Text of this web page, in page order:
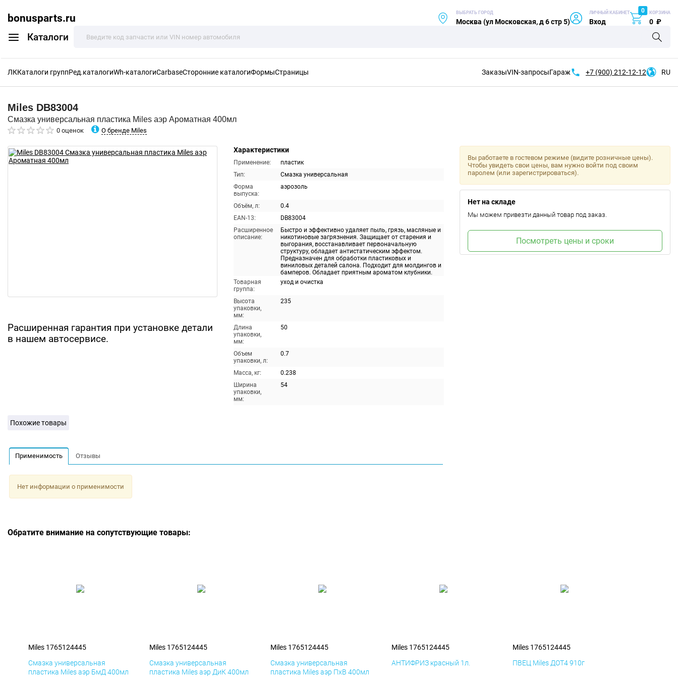
bonusparts.ru
Каталоги
ВЫБРАТЬ ГОРОД
Москва (ул Московская, д 6 стр 5)
ЛИЧНЫЙ КАБИНЕТ
Вход
0 КОРЗИНА
0 ₽
ЛККаталоги группРед.каталогиWh-каталогиCarbaseСторонние каталогиФормыСтраницы ЗаказыVIN-запросыГараж +7 (900) 212-12-12 RU
Miles DB83004
Смазка универсальная пластика Miles аэр Ароматная 400мл
0 оценок О бренде Miles
Расширенная гарантия при установке детали
в нашем автосервисе.
Характеристики
Применение:
пластик
Тип:
Смазка универсальная
Форма
выпуска:
аэрозоль
Объём, л:
0.4
EAN-13:
DB83004
Расширенное
описание:
Быстро и эффективно удаляет пыль, грязь, масляные и
никотиновые загрязнения. Защищает от старения и
выгорания, восстанавливает первоначальную
структуру, обладает антистатическим эффектом.
Предназначен для обработки пластиковых и
виниловых деталей салона. Подходит для молдингов и
бамперов. Обладает приятным ароматом клубники.
Товарная
группа:
уход и очистка
Высота
упаковки,
мм:
235
Длина
упаковки,
мм:
50
Объем
упаковки, л:
0.7
Масса, кг:
0.238
Ширина
упаковки,
мм:
54
Вы работаете в гостевом режиме (видите розничные цены).
Чтобы увидеть свои цены, вам нужно войти под своим
паролем (или зарегистрироваться).
Нет на складе
Мы можем привезти данный товар под заказ.
Посмотреть цены и сроки
Похожие товары
Применимость Отзывы
Нет информации о применимости
Обратите внимание на сопутствующие товары:
Miles 1765124445
Смазка универсальная
пластика Miles аэр БмД 400мл
Miles 1765124445
Смазка универсальная
пластика Miles аэр ДиК 400мл
Miles 1765124445
Смазка универсальная
пластика Miles аэр ПхВ 400мл
Miles 1765124445
АНТИФРИЗ красный 1л.
Miles 1765124445
ПВЕЦ Miles ДОТ4 910г